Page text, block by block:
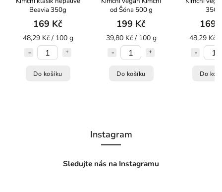
Beavia 350g
169 Kč
48,29 Kč / 100 g
Do košíku
od Šóna 500 g
199 Kč
39,80 Kč / 100 g
Do košíku
350
169
48,29 Kč
Do
Instagram
Sledujte nás na Instagramu